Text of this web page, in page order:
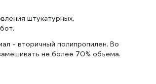
штукатурных,
- вторичный полипропилен. Во
не более 70% объема.